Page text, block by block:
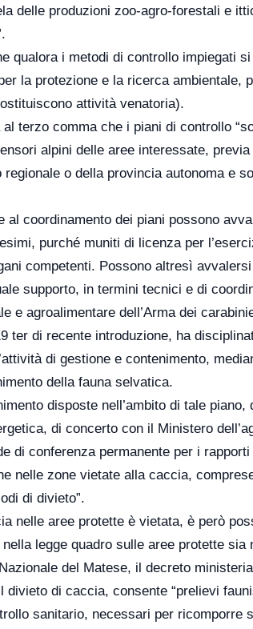
delle produzioni zoo-agro-forestali e
qualora i metodi di controllo impiegati
la protezione e la ricerca ambientale,
attività venatoria).
terzo comma che i piani di controllo
alpini delle aree interessate,
o della provincia autonoma e
al coordinamento dei piani possono
purché muniti di licenza per
competenti. Possono altresì
supporto, in termini tecnici e di
e agroalimentare dell’Arma dei
ter di recente introduzione, ha
di gestione e contenimento,
della fauna selvatica.
disposte nell’ambito di tale
di concerto con il Ministero
di conferenza permanente per i
nelle zone vietate alla caccia,
di divieto”.
nelle aree protette è vietata, è però
legge quadro sulle aree protette
del Matese, il decreto
divieto di caccia, consente “prelievi
sanitario, necessari per